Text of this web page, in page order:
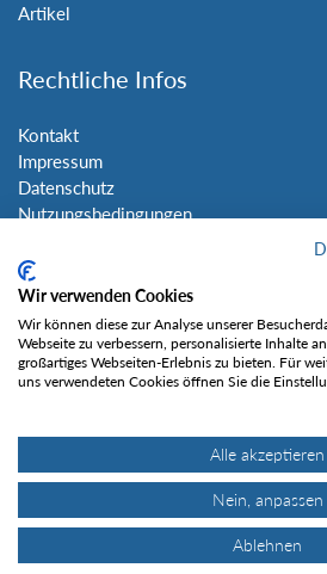
Artikel
Rechtliche Infos
Kontakt
Impressum
Datenschutz
Nutzungsbedingungen
Social Media
Gefällt mir
Wir verwenden Cookies
Wir können diese zur Analyse unserer
Webseite zu verbessern, personalisierte Inhalte
großartiges Webseiten-Erlebnis zu bieten. Für
uns verwendeten Cookies öffnen Sie die
Alle akzeptieren
Nein, anpassen
Ablehnen